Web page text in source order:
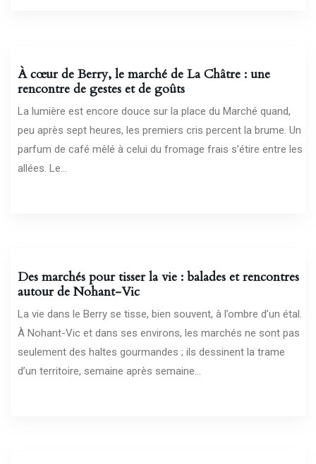
À cœur de Berry, le marché de La Châtre : une
rencontre de gestes et de goûts
La lumière est encore douce sur la place du Marché quand,
peu après sept heures, les premiers cris percent la brume. Un
parfum de café mêlé à celui du fromage frais s’étire entre les
allées. Le...
Des marchés pour tisser la vie : balades et rencontres
autour de Nohant-Vic
La vie dans le Berry se tisse, bien souvent, à l’ombre d’un étal.
À Nohant-Vic et dans ses environs, les marchés ne sont pas
seulement des haltes gourmandes ; ils dessinent la trame
d’un territoire, semaine après semaine...